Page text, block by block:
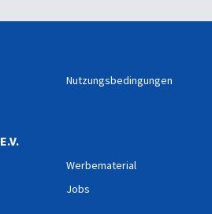
Nutzungsbedingungen
Werbematerial
Jobs